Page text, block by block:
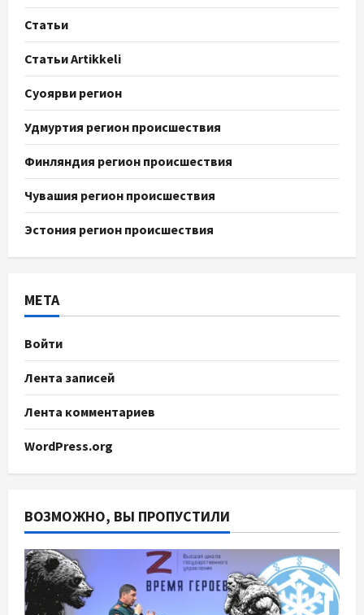
Статьи
Статьи Artikkeli
Суоярви регион
Удмуртия регион происшествия
Финляндия регион происшествия
Чувашия регион происшествия
Эстония регион происшествия
МЕТА
Войти
Лента записей
Лента комментариев
WordPress.org
ВОЗМОЖНО, ВЫ ПРОПУСТИЛИ